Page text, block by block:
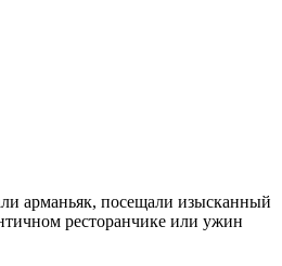
арманьяк, посещали изысканный
ресторанчике или ужин